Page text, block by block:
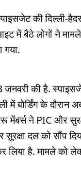
की दिल्ली-
में बैठे लोगों ने
गया.
की है.
में बोर्डिंग के
ने PIC और
दल को सौंप
है. मामले को